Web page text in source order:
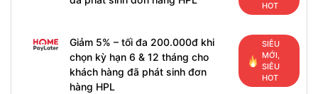
HOT
Giảm 5% – tối đa 200.000đ khi
chọn kỳ hạn 6 & 12 tháng cho
khách hàng đã phát sinh đơn
hàng HPL
SIÊU
MỚI,
SIÊU
HOT